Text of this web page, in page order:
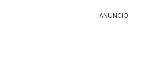
ANUNCIO